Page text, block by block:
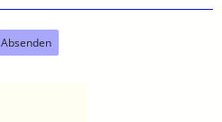
Absenden